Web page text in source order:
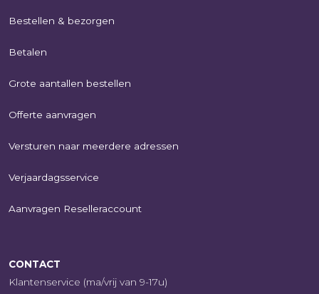
Bestellen & bezorgen
Betalen
Grote aantallen bestellen
Offerte aanvragen
Versturen naar meerdere adressen
Verjaardagsservice
Aanvragen Reselleraccount
CONTACT
Klantenservice (ma/vrij van 9-17u)